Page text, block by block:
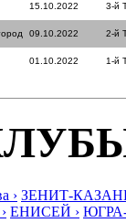
15.10.2022 3-й
09.10.2022 2-й
01.10.2022 1-й
› ЗЕНИТ-
ЕНИСЕЙ ›